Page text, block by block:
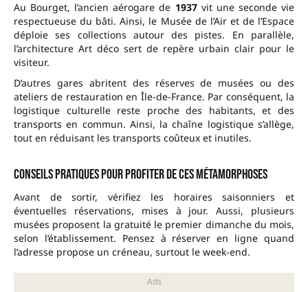
Au Bourget, l’ancien aérogare de 1937vit une seconde vie
respectueuse du bâti. Ainsi, le Musée de l’Air et de l’Espace
déploie ses collections autour des pistes. En parallèle,
l’architecture Art déco sert de repère urbain clair pour le
visiteur.
D’autres gares abritent des réserves de musées ou des
ateliers de restauration en Île-de-France. Par conséquent, la
logistique culturelle reste proche des habitants, et des
transports en commun. Ainsi, la chaîne logistique s’allège,
tout en réduisant les transports coûteux et inutiles.
Conseils pratiques pour profiter de ces métamorphoses
Avant de sortir, vérifiez les horaires saisonniers et
éventuelles réservations, mises à jour. Aussi, plusieurs
musées proposent la gratuité le premier dimanche du mois,
selon l’établissement. Pensez à réserver en ligne quand
l’adresse propose un créneau, surtout le week-end.